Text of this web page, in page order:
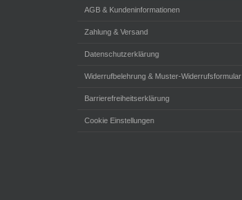
AGB & Kundeninformationen
Zahlung & Versand
Datenschutzerklärung
Widerrufbelehrung & Muster-Widerrufsformular
Barrierefreiheitserklärung
Cookie Einstellungen